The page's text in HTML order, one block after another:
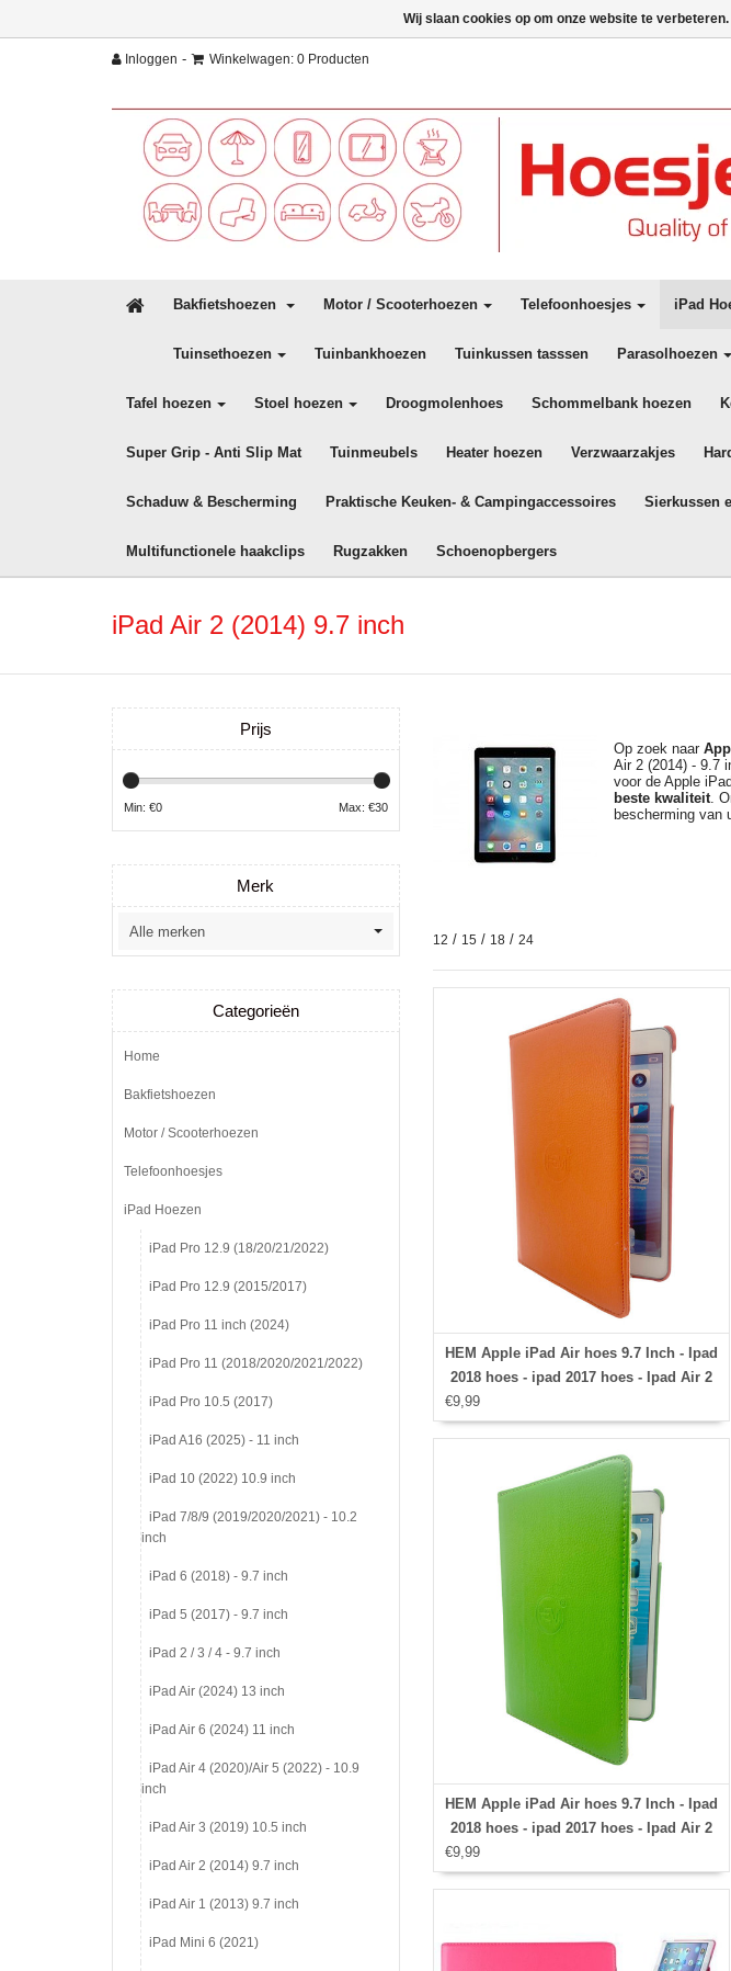
Inloggen - Winkelwagen: 0 Producten
Bakfietshoezen Motor / Scooterhoezen Telefoonhoesjes iPad
Tuinsethoezen Tuinbankhoezen Tuinkussen tasssen Parasolhoezen
Tafel hoezen Stoel hoezen Droogmolenhoes Schommelbank hoezen
Super Grip - Anti Slip Mat Tuinmeubels Heater hoezen Verzwaarzakjes
Schaduw & Bescherming Praktische Keuken- & Campingaccessoires Sierkussen
Multifunctionele haakclips Rugzakken Schoenopbergers
iPad Air 2 (2014) 9.7 inch
Op zoek naar
Air 2 (2014) - 9.7
voor de Apple
beste kwaliteit.
bescherming van
12 / 15 / 18/ 24
HEM Apple iPad Air hoes 9.7 Inch - Ipad
2018 hoes - ipad 2017 hoes - Ipad Air 2
hoes - Ipad Air hoesje - Ipad 9.7 case -
Ipad 9.7 Autowake Draaibare Cover -
draaibare bescherming voor Ipad
€9,99
HEM Apple iPad Air hoes 9.7 Inch - Ipad
2018 hoes - ipad 2017 hoes - Ipad Air 2
hoes - Ipad Air hoesje - Ipad 9.7 case -
Ipad 9.7 Autowake Draaibare Cover -
€9,99
Prijs
Min: €0 Max: €30
Merk
Categorieën
Home
Bakfietshoezen
Motor / Scooterhoezen
Telefoonhoesjes
iPad Hoezen
iPad Pro 12.9 (18/20/21/2022)
iPad Pro 12.9 (2015/2017)
iPad Pro 11 inch (2024)
iPad Pro 11 (2018/2020/2021/2022)
iPad Pro 10.5 (2017)
iPad A16 (2025) - 11 inch
iPad 10 (2022) 10.9 inch
iPad 7/8/9 (2019/2020/2021) - 10.2
inch
iPad 6 (2018) - 9.7 inch
iPad 5 (2017) - 9.7 inch
iPad 2 / 3 / 4 - 9.7 inch
iPad Air (2024) 13 inch
iPad Air 6 (2024) 11 inch
iPad Air 4 (2020)/Air 5 (2022) - 10.9
inch
iPad Air 3 (2019) 10.5 inch
iPad Air 2 (2014) 9.7 inch
iPad Air 1 (2013) 9.7 inch
iPad Mini 6 (2021)
Wij slaan cookies op om onze website te